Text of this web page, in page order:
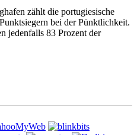
zählt die portugiesische
bei der Pünktlichkeit.
jedenfalls 83 Prozent der